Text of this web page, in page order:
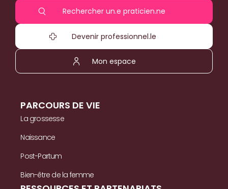
Rechercher un.e praticien.ne
Devenir professionnel.le
Mon espace
PARCOURS DE VIE
La grossesse
Naissance
Post-Partum
Bien-être de la femme